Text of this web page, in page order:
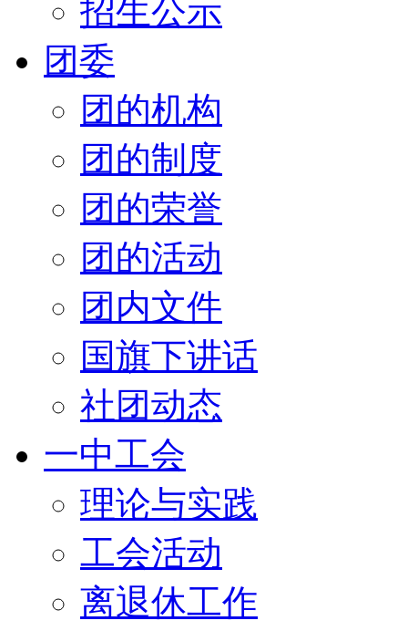
招生公示
团委
团的机构
团的制度
团的荣誉
团的活动
团内文件
国旗下讲话
社团动态
一中工会
理论与实践
工会活动
离退休工作